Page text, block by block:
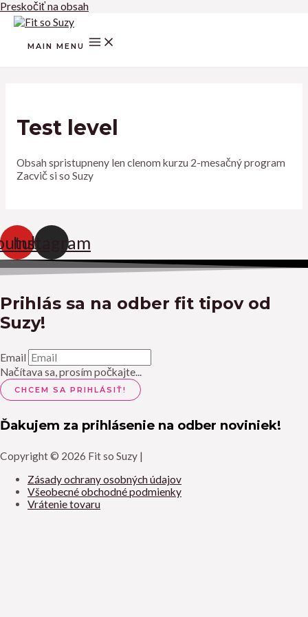
Preskočiť na obsah
MAIN MENU
Test level
Obsah spristupneny len clenom kurzu 2-mesačný program
Zacvič si so Suzy
Instagram
Prihlás sa na odber fit tipov od
Suzy!
Email
Načítava sa, prosím počkajte...
Ďakujem za prihlásenie na odber noviniek!
Copyright © 2026 Fit so Suzy |
Zásady ochrany osobných údajov
Všeobecné obchodné podmienky
Vrátenie tovaru